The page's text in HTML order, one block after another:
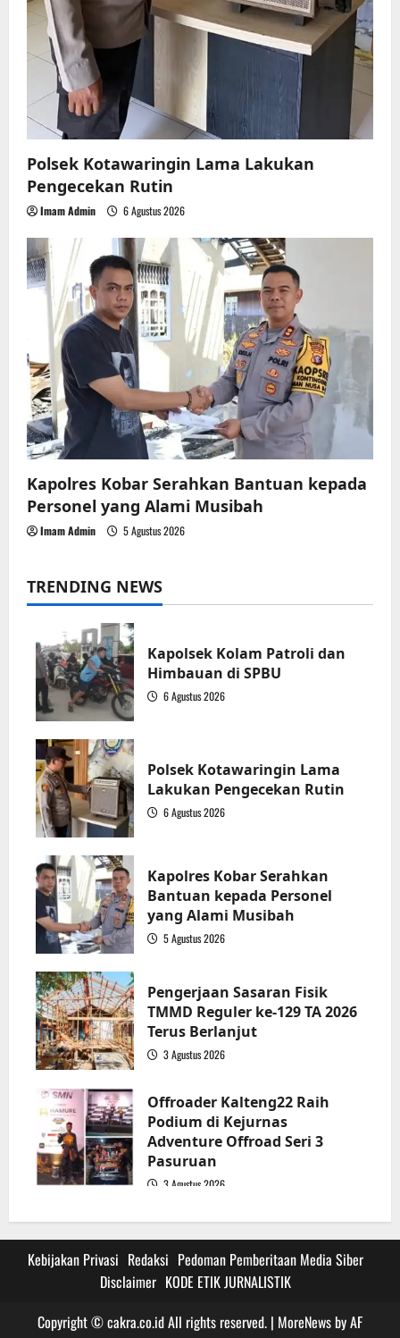
Polsek Kotawaringin Lama Lakukan
Pengecekan Rutin
Imam Admin 6 Agustus 2026
Kapolres Kobar Serahkan Bantuan kepada
Personel yang Alami Musibah
Imam Admin 5 Agustus 2026
TRENDING NEWS
Kapolsek Kolam Patroli dan
Himbauan di SPBU
6 Agustus 2026
Polsek Kotawaringin Lama
Lakukan Pengecekan Rutin
6 Agustus 2026
Kapolres Kobar Serahkan
Bantuan kepada Personel
yang Alami Musibah
5 Agustus 2026
Pengerjaan Sasaran Fisik
TMMD Reguler ke-129 TA 2026
Terus Berlanjut
3 Agustus 2026
Offroader Kalteng22 Raih
Podium di Kejurnas
Adventure Offroad Seri 3
Pasuruan
3 Agustus 2026
Kebijakan Privasi Redaksi Pedoman Pemberitaan Media Siber
Disclaimer KODE ETIK JURNALISTIK
Copyright © cakra.co.id All rights reserved. | MoreNewsby AF